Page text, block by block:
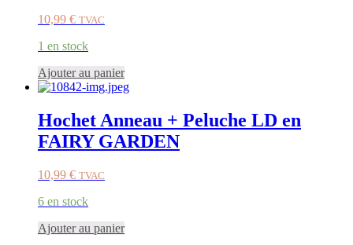
10,99 € TVAC
1 en stock
Ajouter au panier
Hochet Anneau + Peluche LD en
FAIRY GARDEN
10,99 € TVAC
6 en stock
Ajouter au panier